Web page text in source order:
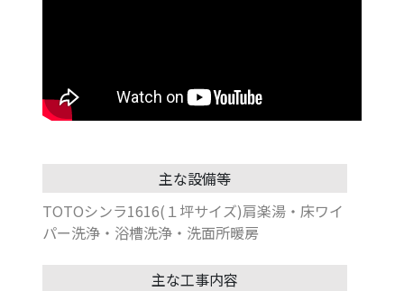
主な設備等
TOTOシンラ1616(１坪サイズ)肩楽湯・床ワイ
パー洗浄・浴槽洗浄・洗面所暖房
主な工事内容